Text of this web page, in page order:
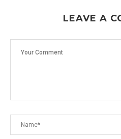
LEAVE A